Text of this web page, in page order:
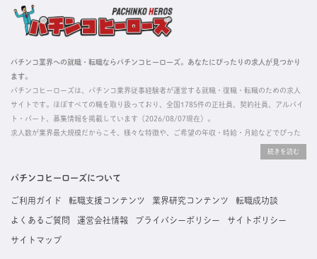
パチンコ業界への就職・転職ならパチンコヒーローズ。あなたにぴったりの求人が見つかり
ます。
パチンコヒーローズは、パチンコ業界従事経験者が運営する就職・復職・転職のための求人
サイトです。ほぼすべての職を取り扱っており、全国1785件の正社員、契約社員、アルバイ
ト・パート、募集情報を掲載しています（2026/08/07現在）。
求人数が業界最大規模だからこそ、様々な特徴や、ご希望の年収・時給・月給などでぴった
掲載している求人は、すべて契約法人様から寄せられた正規の求人情報です。応募いただい
た内容はすぐに直接事業所に届くためスムーズに転職・復職できます。
パチンコヒーローズについて
ご利用ガイド 転職支援コンテンツ 業界研究コンテンツ 転職成功談
よくあるご質問 運営会社情報 プライバシーポリシー サイトポリシー
サイトマップ